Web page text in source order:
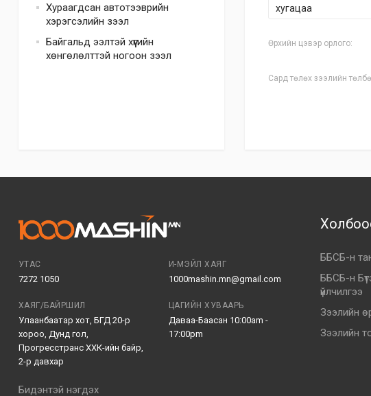
Хураагдсан автотээврийн
хэрэгсэлийн зээл
Байгальд ээлтэй хүүгийн
хөнгөлөлттэй ногоон зээл
хугацаа
Өрхийн цэвэр орлого:
Сард төлөх зээлийн
УТАС
7272 1050
И-МЭЙЛ ХАЯГ
1000mashin.mn@gmail.com
ХАЯГ/БАЙРШИЛ
Улаанбаатар хот, БГД 20-р
хороо, Дунд гол,
Прогресстранс ХХК-ийн байр,
2-р давхар
ЦАГИЙН ХУВААРЬ
Даваа-Баасан 10:00am -
17:00pm
Бидэнтэй нэгдэх
ББСБ-н
ББСБ-н
үйлчилгээ
Зээлийн
Зээлийн